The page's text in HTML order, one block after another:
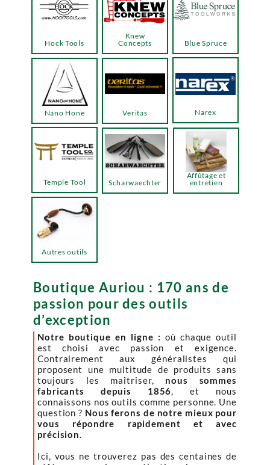
Boutique Auriou : 170 ans de
passion pour des outils
d’exception
Notre boutique en ligne : où chaque outil
est choisi avec passion et exigence.
Contrairement aux généralistes qui
proposent une multitude de produits sans
toujours les maîtriser, nous sommes
fabricants depuis 1856, et nous
connaissons nos outils comme personne. Une
question ? Nous ferons de notre mieux pour
vous répondre rapidement et avec
précision.
Ici, vous ne trouverez pas des centaines de
Hock Tools
Knew
Concepts
Temple Tool
Blue Spruce
Narex
Veritas
Nano Hone
Autres outils
Scharwaechter
Affûtage et
entretien